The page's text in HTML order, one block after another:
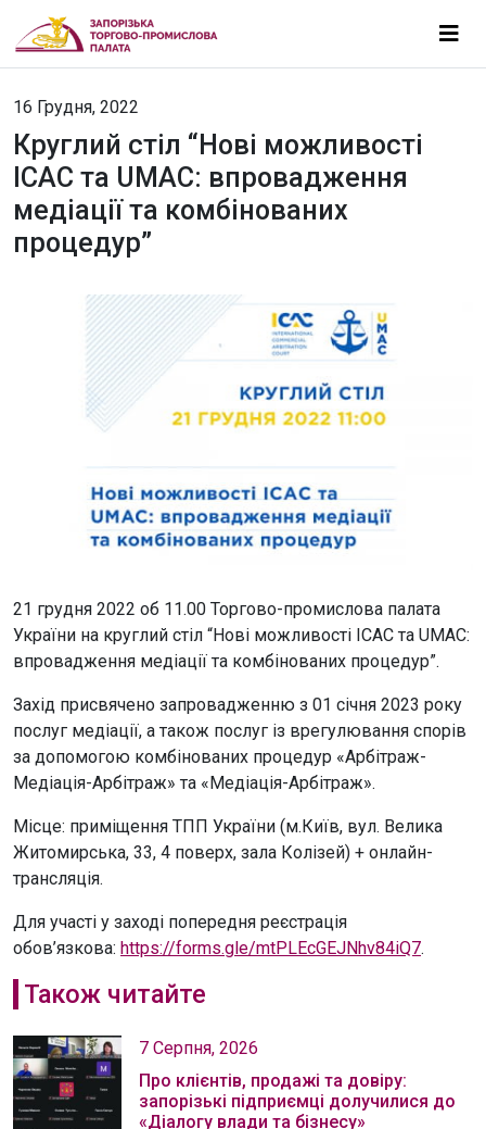
16 Грудня, 2022
Круглий стіл “Нові можливості
ІСAС та UMAC: впровадження
медіації та комбінованих
процедур”
21 грудня 2022 об 11.00 Торгово-промислова палата
України на круглий стіл “Нові можливості ІСAС та UMAC:
впровадження медіації та комбінованих процедур”.
Захід присвячено запровадженню з 01 січня 2023 року
послуг медіації, а також послуг із врегулювання спорів
за допомогою комбінованих процедур «Арбітраж-
Медіація-Арбітраж» та «Медіація-Арбітраж».
Місце: приміщення ТПП України (м.Київ, вул. Велика
Житомирська, 33, 4 поверх, зала Колізей) + онлайн-
трансляція.
Для участі у заході попередня реєстрація
обов’язкова: https://forms.gle/mtPLEcGEJNhv84iQ7.
Також читайте
7 Серпня, 2026
Про клієнтів, продажі та довіру:
запорізькі підприємці долучилися до
«Діалогу влади та бізнесу»